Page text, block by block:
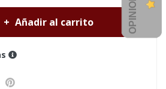
Añadir al carrito